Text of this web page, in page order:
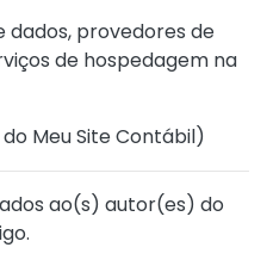
dados, provedores de
de hospedagem na
Meu Site Contábil)
ao(s) autor(es) do